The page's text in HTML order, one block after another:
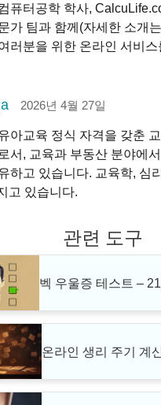
퓨터공학 학사,
가 팀과 함께(자세한 소개는
러분을 위한 온라인 서비스
2026년 4월 27일
아교육 정식 자격을 갖춘
로서, 교육과 부동산 분야에
하고 있습니다. 교육학, 심
고 있습니다.
관련 도구
벡 우울증 테스트 –
온라인 생리 주기 계